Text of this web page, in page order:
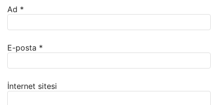
Ad *
E-posta *
İnternet sitesi